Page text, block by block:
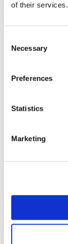
of their services.
Selection
Necessary
Preferences
Statistics
Marketing